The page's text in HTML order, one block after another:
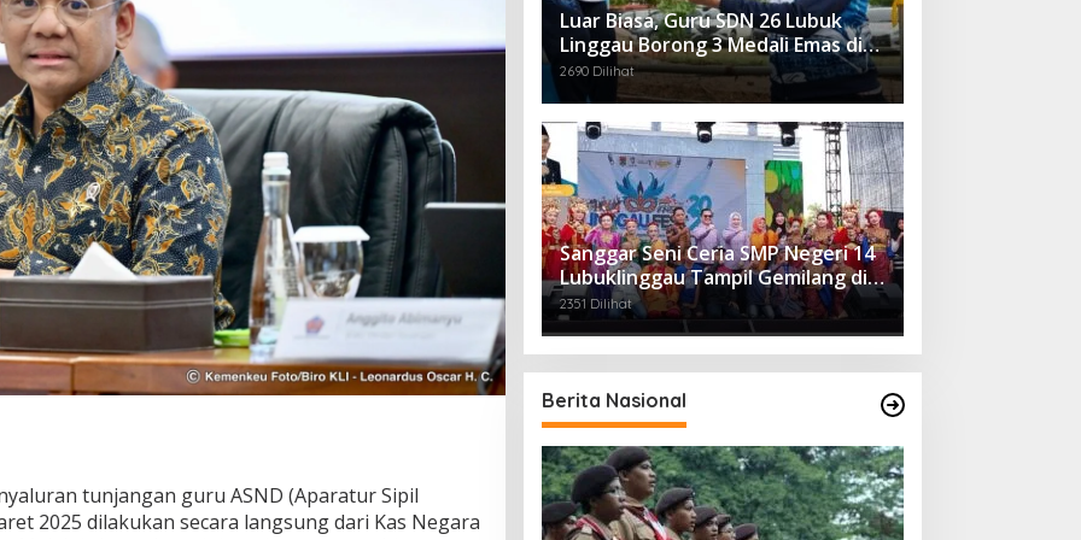
tunjangan guru ASND (Aparatur Sipil
2025 dilakukan secara langsung dari Kas Negara
Luar Biasa, Guru SDN 26 Lubuk
Linggau Borong 3 Medali Emas di
Tiga Cabor Berbeda
2690 Dilihat
Sanggar Seni Ceria SMP Negeri 14
Lubuklinggau Tampil Gemilang di
Linggau Fest 2025
2351 Dilihat
Berita Nasional